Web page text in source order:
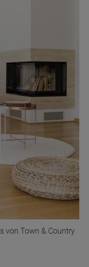
von Town & Country